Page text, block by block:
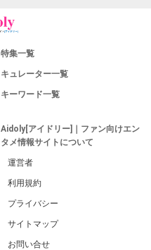
特集一覧
キュレーター一覧
キーワード一覧
Aidoly[アイドリー]｜ファン向けエン
タメ情報サイトについて
運営者
利用規約
プライバシー
サイトマップ
お問い合せ